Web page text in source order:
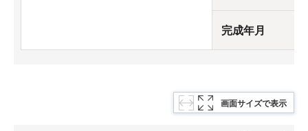
完成年月
画面サイズで表示